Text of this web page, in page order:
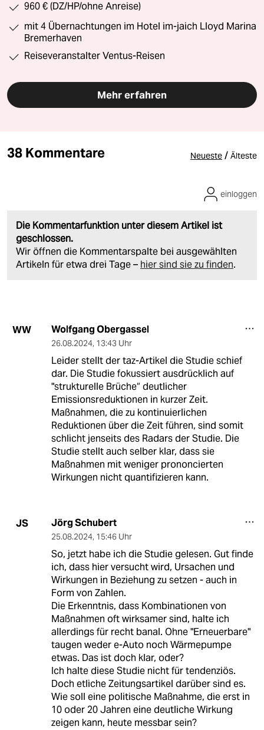
960 € (DZ/HP/ohne Anreise)
mit 4 Übernachtungen im Hotel im-jaich Lloyd Marina
Bremerhaven
Reiseveranstalter Ventus-Reisen
Mehr erfahren
38 Kommentare Neueste / Älteste
Die Kommentarfunktion unter diesem Artikel ist
geschlossen.
Wir öffnen die Kommentarspalte bei ausgewählten
Artikeln für etwa drei Tage – hier sind sie zu finden.
einloggen
WW Wolfgang Obergassel
26.08.2024, 13:43 Uhr
Leider stellt der taz-Artikel die Studie schief
dar. Die Studie fokussiert ausdrücklich auf
"strukturelle Brüche“ deutlicher
Emissionsreduktionen in kurzer Zeit.
Maßnahmen, die zu kontinuierlichen
Reduktionen über die Zeit führen, sind somit
schlicht jenseits des Radars der Studie. Die
Studie stellt auch selber klar, dass sie
Maßnahmen mit weniger prononcierten
Wirkungen nicht quantifizieren kann.
JS Jörg Schubert
25.08.2024, 15:46 Uhr
So, jetzt habe ich die Studie gelesen. Gut finde
ich, dass hier versucht wird, Ursachen und
Wirkungen in Beziehung zu setzen - auch in
Form von Zahlen.
Die Erkenntnis, dass Kombinationen von
Maßnahmen oft wirksamer sind, halte ich
allerdings für recht banal. Ohne "Erneuerbare"
taugen weder e-Auto noch Wärmepumpe
etwas. Das ist doch klar, oder?
Ich halte diese Studie nicht für tendenziös.
Doch etliche Zeitungsartikel darüber sind es.
Wie soll eine politische Maßnahme, die erst in
10 oder 20 Jahren eine deutliche Wirkung
zeigen kann, heute messbar sein?